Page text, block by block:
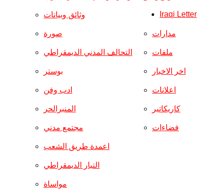
وثائق وبيانات
صورة
التحالف المدني الديمقراطي
بوستر
ادب وفن
المنبرالحر
مجتمع مدني
مدارات
ملفات
اخر الاخبار
اعلانات
كاريكاتير
فضاءات
اعمدة طريق الشعب
التيار الديمقراطي
مواساة
Iraqi Letter